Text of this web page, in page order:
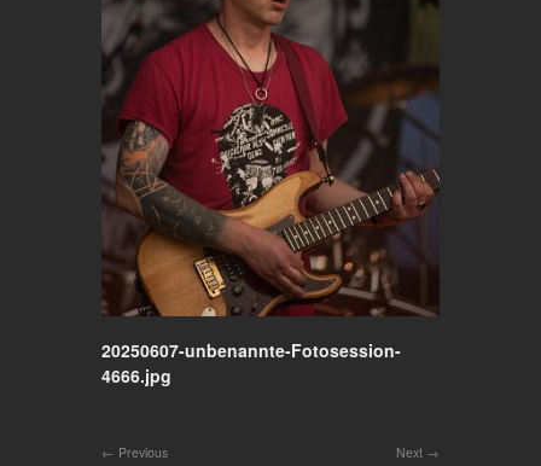
20250607-unbenannte-Fotosession-
4666.jpg
Next
Previous